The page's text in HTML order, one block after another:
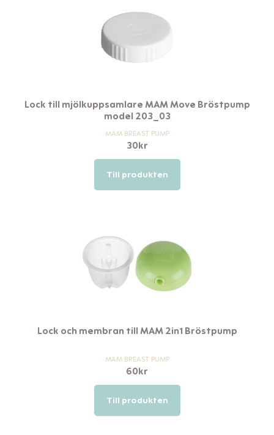
Lock till mjölkuppsamlare MAM Move Bröstpump
model 203_03
MAM BREAST PUMP
30kr
Till produkten
Lock och membran till MAM 2in1 Bröstpump
MAM BREAST PUMP
60kr
Till produkten